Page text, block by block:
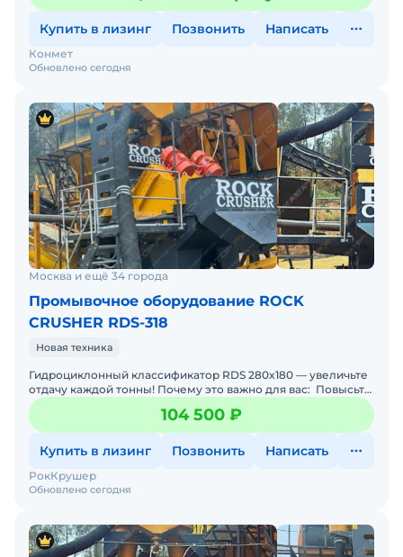
Купить в лизинг Позвонить Написать
Обновлено сегодня
Конмет
Москва и ещё 34 города
Промывочное оборудование ROCK
CRUSHER RDS-318
Новая техника
Гидроциклонный классификатор RDS 280x180 — увеличьте
отдачу каждой тонны! Почему это важно для вас: Повысьте
прибыль благодаря качественной техник
104 500 ₽
Купить в лизинг Позвонить Написать
Обновлено сегодня
РокКрушер